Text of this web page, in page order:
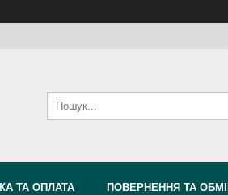
ТА ОПЛАТА ПОВЕРНЕННЯ ТА